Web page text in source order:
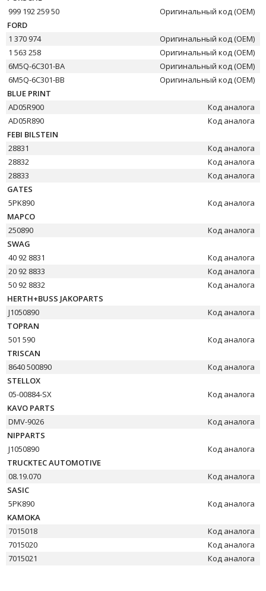
999 192 259 50
Оригинальный код (OEM)
FORD
1 370 974
Оригинальный код (OEM)
1 563 258
Оригинальный код (OEM)
6M5Q-6C301-BA
Оригинальный код (OEM)
6M5Q-6C301-BB
Оригинальный код (OEM)
BLUE PRINT
AD05R900
Код аналога
AD05R890
Код аналога
FEBI BILSTEIN
28831
Код аналога
28832
Код аналога
28833
Код аналога
GATES
5PK890
Код аналога
MAPCO
250890
Код аналога
SWAG
40 92 8831
Код аналога
20 92 8833
Код аналога
50 92 8832
Код аналога
HERTH+BUSS JAKOPARTS
J1050890
Код аналога
TOPRAN
501 590
Код аналога
TRISCAN
8640 500890
Код аналога
STELLOX
05-00884-SX
Код аналога
KAVO PARTS
DMV-9026
Код аналога
NIPPARTS
J1050890
Код аналога
TRUCKTEC AUTOMOTIVE
08.19.070
Код аналога
SASIC
5PK890
Код аналога
KAMOKA
7015018
Код аналога
7015020
Код аналога
7015021
Код аналога